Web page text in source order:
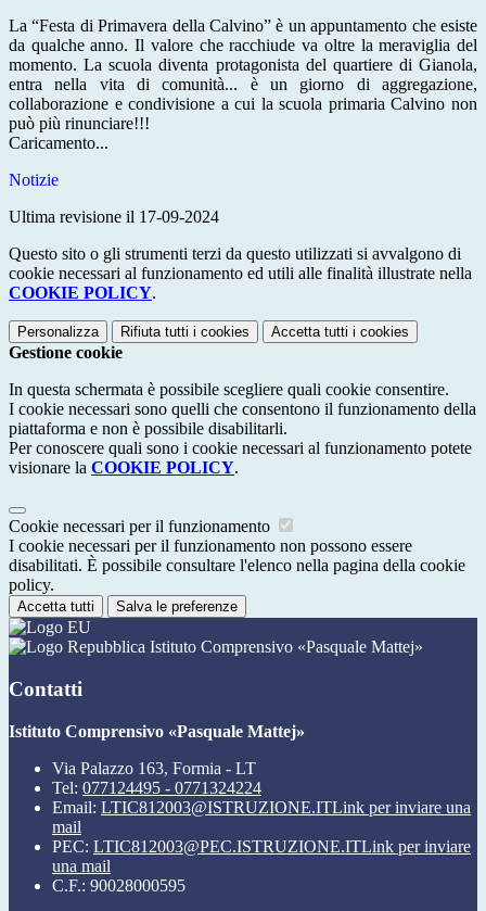
La “Festa di Primavera della Calvino” è un appuntamento che esiste
da qualche anno. Il valore che racchiude va oltre la meraviglia del
momento. La scuola diventa protagonista del quartiere di Gianola,
entra nella vita di comunità... è un giorno di aggregazione,
collaborazione e condivisione a cui la scuola primaria Calvino non
può più rinunciare!!!
Caricamento...
Notizie
Ultima revisione il 17-09-2024
Questo sito o gli strumenti terzi da questo utilizzati si avvalgono di
cookie necessari al funzionamento ed utili alle finalità illustrate nella
COOKIE POLICY.
Personalizza Rifiuta tutti i cookies Accetta tutti i cookies
Gestione cookie
In questa schermata è possibile scegliere quali cookie consentire.
I cookie necessari sono quelli che consentono il funzionamento della
piattaforma e non è possibile disabilitarli.
Per conoscere quali sono i cookie necessari al funzionamento potete
visionare la COOKIE POLICY.
Cookie necessari per il funzionamento
I cookie necessari per il funzionamento non possono essere
disabilitati. È possibile consultare l'elenco nella pagina della cookie
policy.
Accetta tutti Salva le preferenze
Istituto Comprensivo «Pasquale Mattej»
Contatti
Istituto Comprensivo «Pasquale Mattej»
Via Palazzo 163, Formia - LT
Tel: 077124495 - 0771324224
Email: LTIC812003@ISTRUZIONE.ITLink per inviare una
mail
PEC: LTIC812003@PEC.ISTRUZIONE.ITLink per inviare
una mail
C.F.: 90028000595